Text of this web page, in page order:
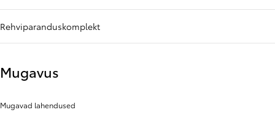
Rehviparanduskomplekt
Mugavus
Mugavad lahendused